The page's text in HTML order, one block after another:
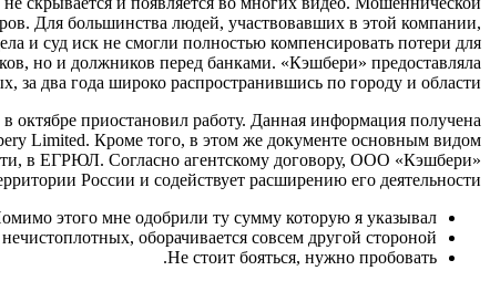
Для большинства людей, участвовавших в этой компании,
и суд иск не смогли полностью компенсировать потери для
но и должников перед банками. «Кэшбери» предоставляла
за два года широко распространившись по городу и области.
приостановил работу. Данная информация получена
Limited. Кроме того, в этом же документе основным видом
в ЕГРЮЛ. Согласно агентскому договору, ООО «Кэшбери»
России и содействует расширению его деятельности.
этого мне одобрили ту сумму которую я указывал.
оборачивается совсем другой стороной.
Не стоит бояться, нужно пробовать.